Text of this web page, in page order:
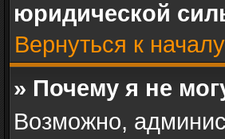
юридической
Вернуться к началу
» Почему я не
Возможно,